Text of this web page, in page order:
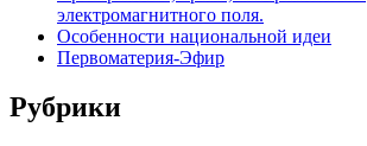
электромагнитного поля.
Особенности национальной идеи
Первоматерия-Эфир
Рубрики